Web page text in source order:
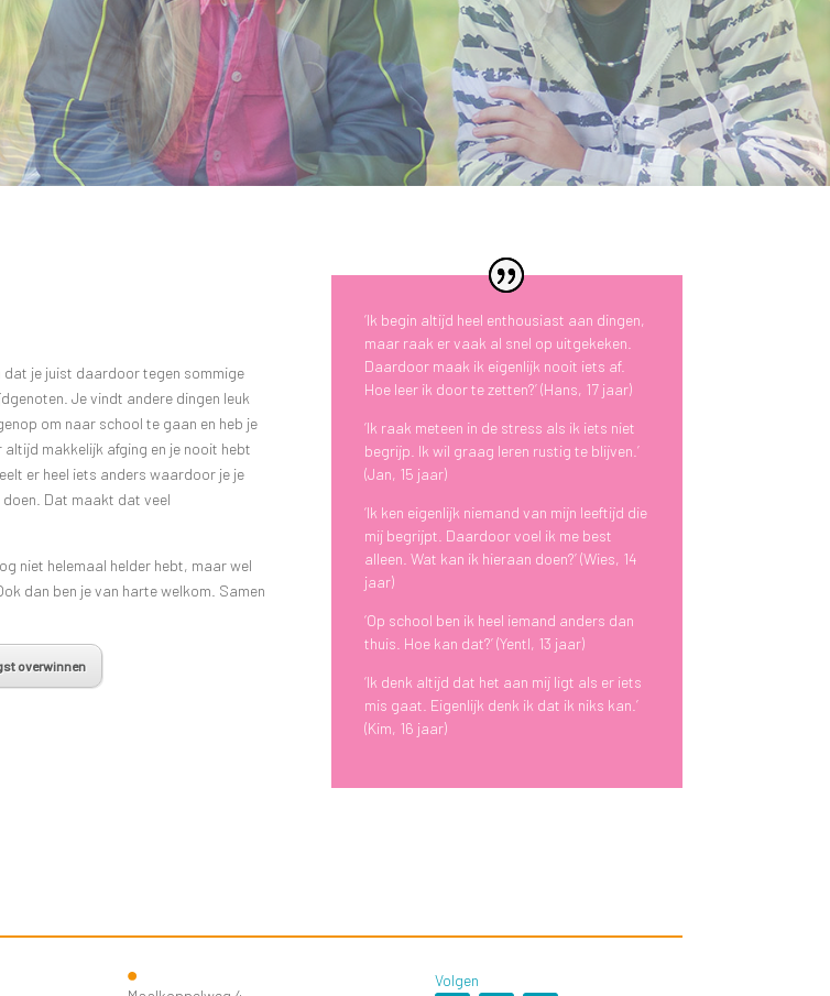
dat je juist daardoor tegen sommige
Je vindt andere dingen leuk
om naar school te gaan en heb je
makkelijk afging en je nooit hebt
er heel iets anders waardoor je je
Dat maakt dat veel
niet helemaal helder hebt, maar wel
dan ben je van harte welkom. Samen
overwinnen
‘Ik begin altijd heel enthousiast aan dingen,
maar raak er vaak al snel op uitgekeken.
Daardoor maak ik eigenlijk nooit iets af.
Hoe leer ik door te zetten?’ (Hans, 17 jaar)
‘Ik raak meteen in de stress als ik iets niet
begrijp. Ik wil graag leren rustig te blijven.’
(Jan, 15 jaar)
‘Ik ken eigenlijk niemand van mijn leeftijd die
mij begrijpt. Daardoor voel ik me best
alleen. Wat kan ik hieraan doen?’ (Wies, 14
jaar)
‘Op school ben ik heel iemand anders dan
thuis. Hoe kan dat?’ (Yentl, 13 jaar)
‘Ik denk altijd dat het aan mij ligt als er iets
mis gaat. Eigenlijk denk ik dat ik niks kan.’
(Kim, 16 jaar)
Volgen